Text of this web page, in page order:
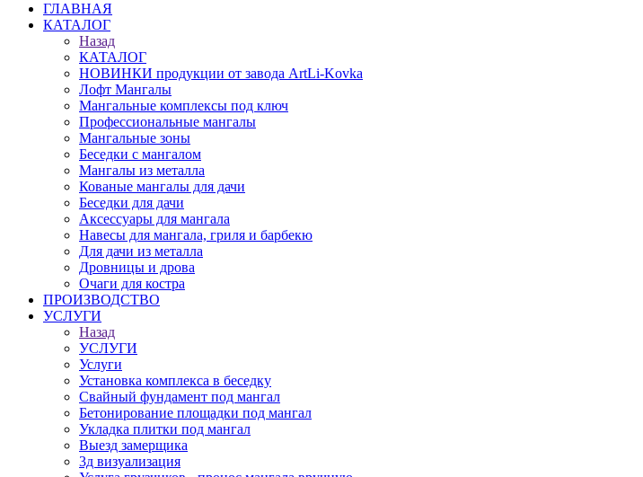
ГЛАВНАЯ
КАТАЛОГ
Назад
КАТАЛОГ
НОВИНКИ продукции от завода ArtLi-Kovka
Лофт Мангалы
Мангальные комплексы под ключ
Профессиональные мангалы
Мангальные зоны
Беседки с мангалом
Мангалы из металла
Кованые мангалы для дачи
Беседки для дачи
Аксессуары для мангала
Навесы для мангала, гриля и барбекю
Для дачи из металла
Дровницы и дрова
Очаги для костра
ПРОИЗВОДСТВО
УСЛУГИ
Назад
УСЛУГИ
Услуги
Установка комплекса в беседку
Свайный фундамент под мангал
Бетонирование площадки под мангал
Укладка плитки под мангал
Выезд замерщика
3д визуализация